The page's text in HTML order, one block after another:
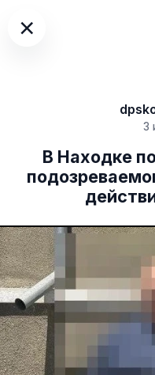
×
3
В Находке